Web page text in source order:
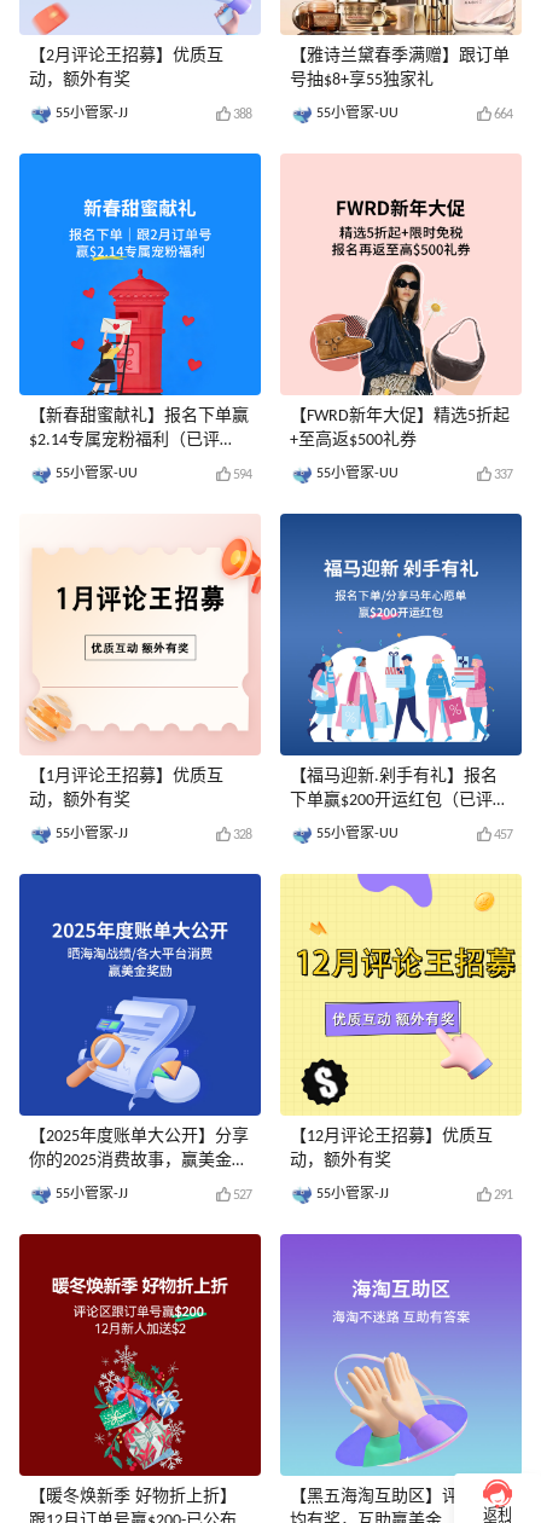
【2月评论王招募】优质互
动，额外有奖
55小管家-JJ 388
【新春甜蜜献礼】报名下单赢
$2.14专属宠粉福利（已评
奖）55小管家-UU 594
【1月评论王招募】优质互
动，额外有奖
55小管家-JJ 328
【2025年度账单大公开】分享
你的2025消费故事，赢美金奖
励
55小管家-JJ 527
【暖冬焕新季 好物折上折】
【雅诗兰黛春季满赠】跟订单
号抽$8+享55独家礼
55小管家-UU 664
【FWRD新年大促】精选5折起
+至高返$500礼券
55小管家-UU 337
【福马迎新.剁手有礼】报名
下单赢$200开运红包（已评
奖）55小管家-UU 457
【12月评论王招募】优质互
动，额外有奖
55小管家-JJ 291
【黑五海淘互助区】评论发帖
返利